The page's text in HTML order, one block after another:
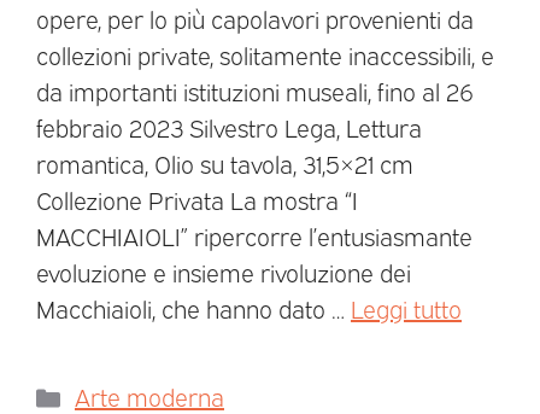
opere, per lo più capolavori provenienti da
collezioni private, solitamente inaccessibili, e
da importanti istituzioni museali, fino al 26
febbraio 2023 Silvestro Lega, Lettura
romantica, Olio su tavola, 31,5×21 cm
Collezione Privata La mostra “I
MACCHIAIOLI” ripercorre l’entusiasmante
evoluzione e insieme rivoluzione dei
Macchiaioli, che hanno dato … Leggi tutto
Arte moderna